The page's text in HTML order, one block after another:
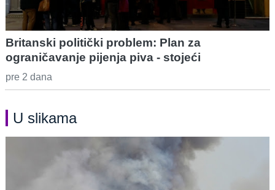
Britanski politički problem: Plan za
ograničavanje pijenja piva - stojeći
pre 2 dana
U slikama